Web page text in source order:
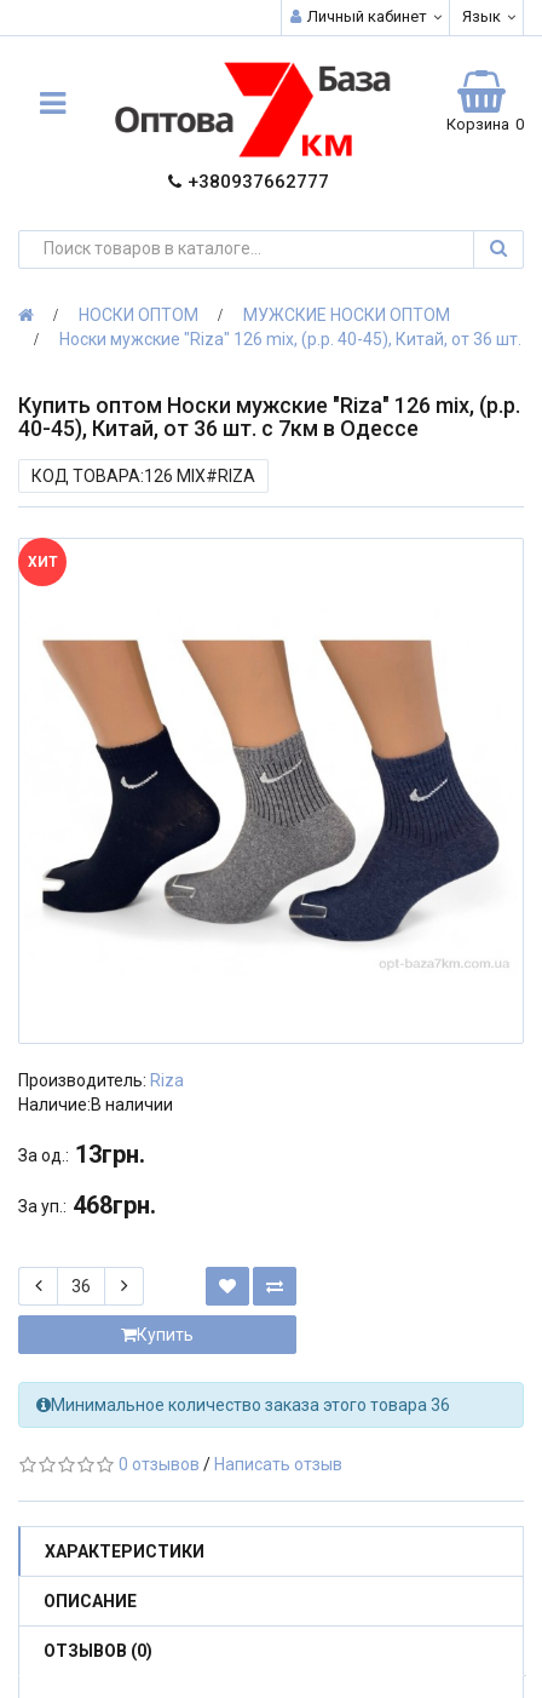
Личный кабинет Язык
+380937662777
Корзина 0
НОСКИ ОПТОМ
МУЖСКИЕ НОСКИ ОПТОМ
Носки мужские "Riza" 126 mix, (р.р. 40-45), Китай, от 36 шт.
Купить оптом Носки мужские "Riza" 126 mix, (р.р.
40-45), Китай, от 36 шт. с 7км в Одессе
КОД ТОВАРА:126 MIX#RIZA
ХИТ
Производитель: Riza
Наличие:В наличии
За од.: 13грн.
За уп.: 468грн.
Купить
Минимальное количество заказа этого товара 36
0 отзывов / Написать отзыв
ХАРАКТЕРИСТИКИ
ОПИСАНИЕ
ОТЗЫВОВ (0)